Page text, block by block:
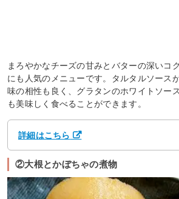
まろやかなチーズの甘みとバターの深いコ
にも人気のメニューです。タルタルソース
味の相性も良く、グラタンのホワイトソー
も美味しく食べることができます。
詳細はこちら
②大根とかぼちゃの煮物